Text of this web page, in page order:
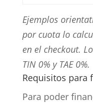
Ejemplos
por cuota lo
en el checkout.
TIN 0% y TAE 0%.
Requisitos para
Para poder